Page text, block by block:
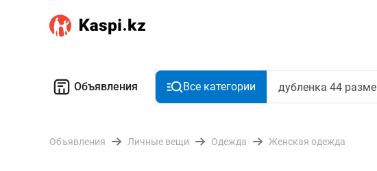
Объявления Все категории
Объявления Личные вещи Одежда Женская одежда